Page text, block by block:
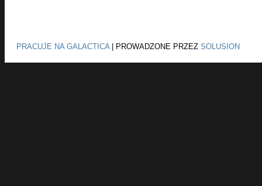
PRACUJE NA GALACTICA| PROWADZONE PRZEZ SOLUSION